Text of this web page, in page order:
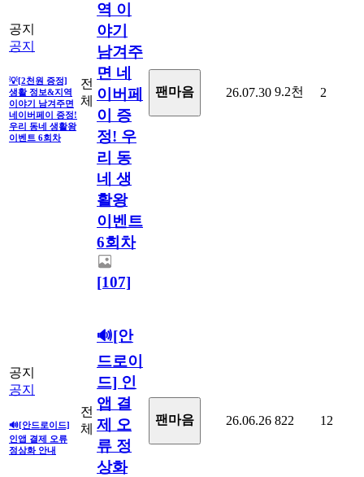
공지
공지
💡[2천원 증정]
생활 정보&지역
이야기 남겨주면
네이버페이 증정!
우리 동네 생활왕
이벤트 6회차
전
체
역 이
야기
남겨주
면 네
이버페
이 증
정! 우
리 동
네 생
활왕
이벤트
6회차
[107]
팬마음ㅤ 26.07.30 9.2천 2
공지
공지
🔊[안드로이드]
인앱 결제 오류
정상화 안내
전
체
🔊[안
드로이
드] 인
앱 결
제 오
류 정
상화
팬마음ㅤ 26.06.26 822 12